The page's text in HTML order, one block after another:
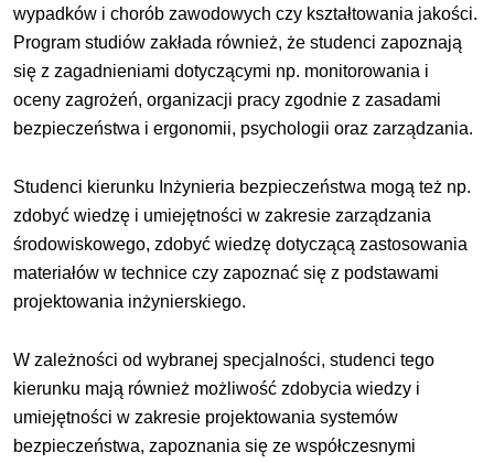
wypadków i chorób zawodowych czy kształtowania jakości.
Program studiów zakłada również, że studenci zapoznają
się z zagadnieniami dotyczącymi np. monitorowania i
oceny zagrożeń, organizacji pracy zgodnie z zasadami
bezpieczeństwa i ergonomii, psychologii oraz zarządzania.
Studenci kierunku Inżynieria bezpieczeństwa mogą też np.
zdobyć wiedzę i umiejętności w zakresie zarządzania
środowiskowego, zdobyć wiedzę dotyczącą zastosowania
materiałów w technice czy zapoznać się z podstawami
projektowania inżynierskiego.
W zależności od wybranej specjalności, studenci tego
kierunku mają również możliwość zdobycia wiedzy i
umiejętności w zakresie projektowania systemów
bezpieczeństwa, zapoznania się ze współczesnymi